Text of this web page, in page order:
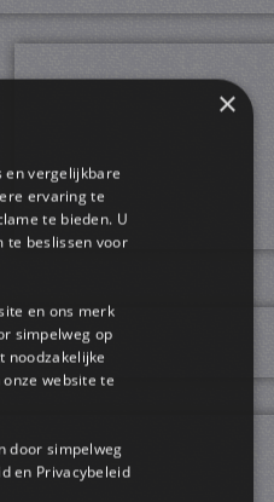
×
en vergelijkbare
ervaring te
te bieden. U
te beslissen voor
en ons merk
simpelweg op
noodzakelijke
website te
door simpelweg
en Privacybeleid